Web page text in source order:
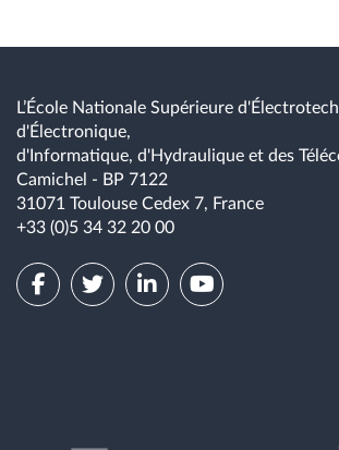
L’École Nationale Supérieure
d'Électronique,
d'Informatique, d'Hydraulique et des
Camichel - BP 7122
31071 Toulouse Cedex 7, France
+33 (0)5 34 32 20 00